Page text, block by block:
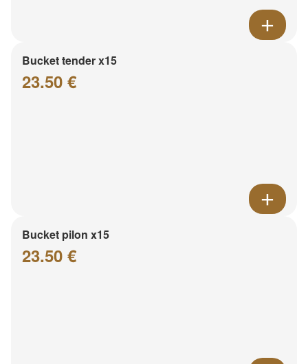
Bucket tender x15
23.50 €
Bucket pilon x15
23.50 €